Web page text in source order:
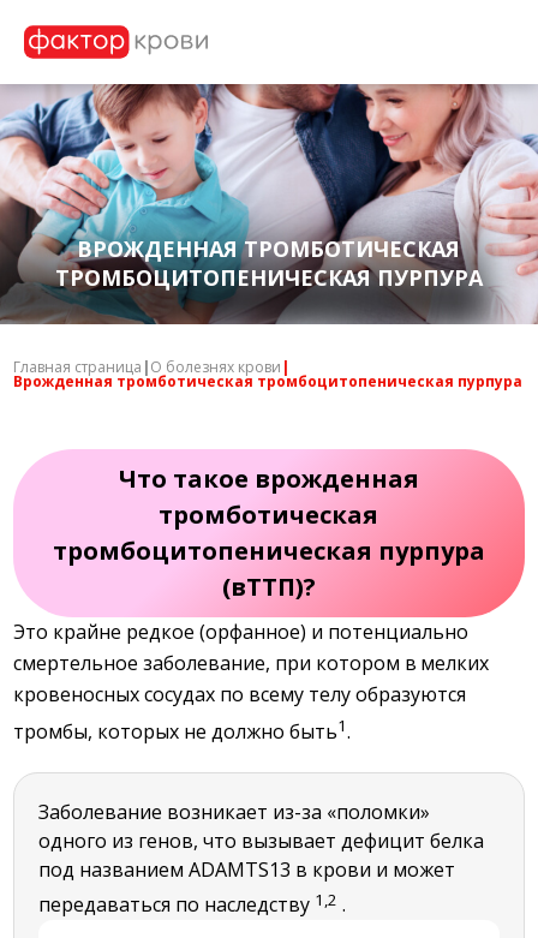
ВРОЖДЕННАЯ ТРОМБОТИЧЕСКАЯ
ТРОМБОЦИТОПЕНИЧЕСКАЯ ПУРПУРА
Главная страница |О болезнях крови |
Врожденная тромботическая тромбоцитопеническая пурпура
Что такое врожденная
тромботическая
тромбоцитопеническая пурпура
(вТТП)?
Это крайне редкое (орфанное) и потенциально
смертельное заболевание, при котором в мелких
кровеносных сосудах по всему телу образуются
тромбы, которых не должно быть1.
Заболевание возникает из-за «поломки»
одного из генов, что вызывает дефицит белка
под названием ADAMTS13 в крови и может
передаваться по наследству 1,2 .